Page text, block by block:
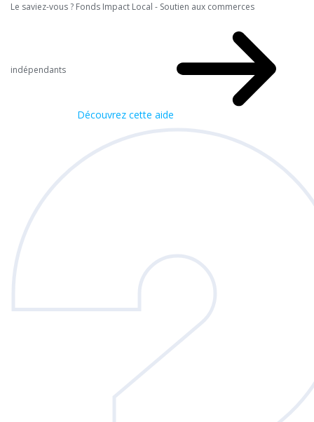
Le saviez-vous ? Fonds Impact Local - Soutien aux commerces
indépendants
Découvrez cette aide